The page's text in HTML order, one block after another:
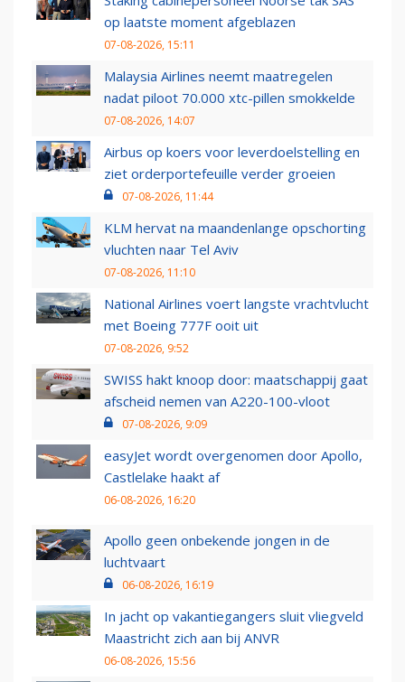
op laatste moment afgeblazen
07-08-2026, 15:11
Malaysia Airlines neemt maatregelen
nadat piloot 70.000 xtc-pillen smokkelde
07-08-2026, 14:07
Airbus op koers voor leverdoelstelling en
ziet orderportefeuille verder groeien
07-08-2026, 11:44
KLM hervat na maandenlange opschorting
vluchten naar Tel Aviv
07-08-2026, 11:10
National Airlines voert langste vrachtvlucht
met Boeing 777F ooit uit
07-08-2026, 9:52
SWISS hakt knoop door: maatschappij gaat
afscheid nemen van A220-100-vloot
07-08-2026, 9:09
easyJet wordt overgenomen door Apollo,
Castlelake haakt af
06-08-2026, 16:20
Apollo geen onbekende jongen in de
luchtvaart
06-08-2026, 16:19
In jacht op vakantiegangers sluit vliegveld
Maastricht zich aan bij ANVR
06-08-2026, 15:56